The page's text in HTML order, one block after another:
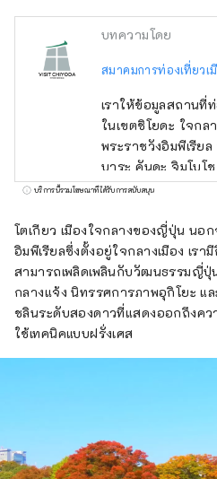
บทความโดย
สมาคมการท่องเที่ยวเ
เราให้ข้อมูลสถานที่
ในเขตชิโยดะ ใจกล
พระราชวังอิมพีเรีย
บาระ คันดะ จิมโบโ
บาชิ ฮันโซมอน และ
บริการนี้รวมโฆษณาที่ได้รับการสนับสนุน
โตเกียว เมืองใจกลางของญี่ปุ่น นอ
อิมพีเรียลซึ่งตั้งอยู่ใจกลางเมือง เร
สามารถเพลิดเพลินกับวัฒนธรรมญี่ปุ่
กลางแจ้ง นิทรรศการภาพอุกิโยะ แ
ชลินระดับสองดาวที่แสดงออกถึงคว
ใช้เทคนิคแบบฝรั่งเศส